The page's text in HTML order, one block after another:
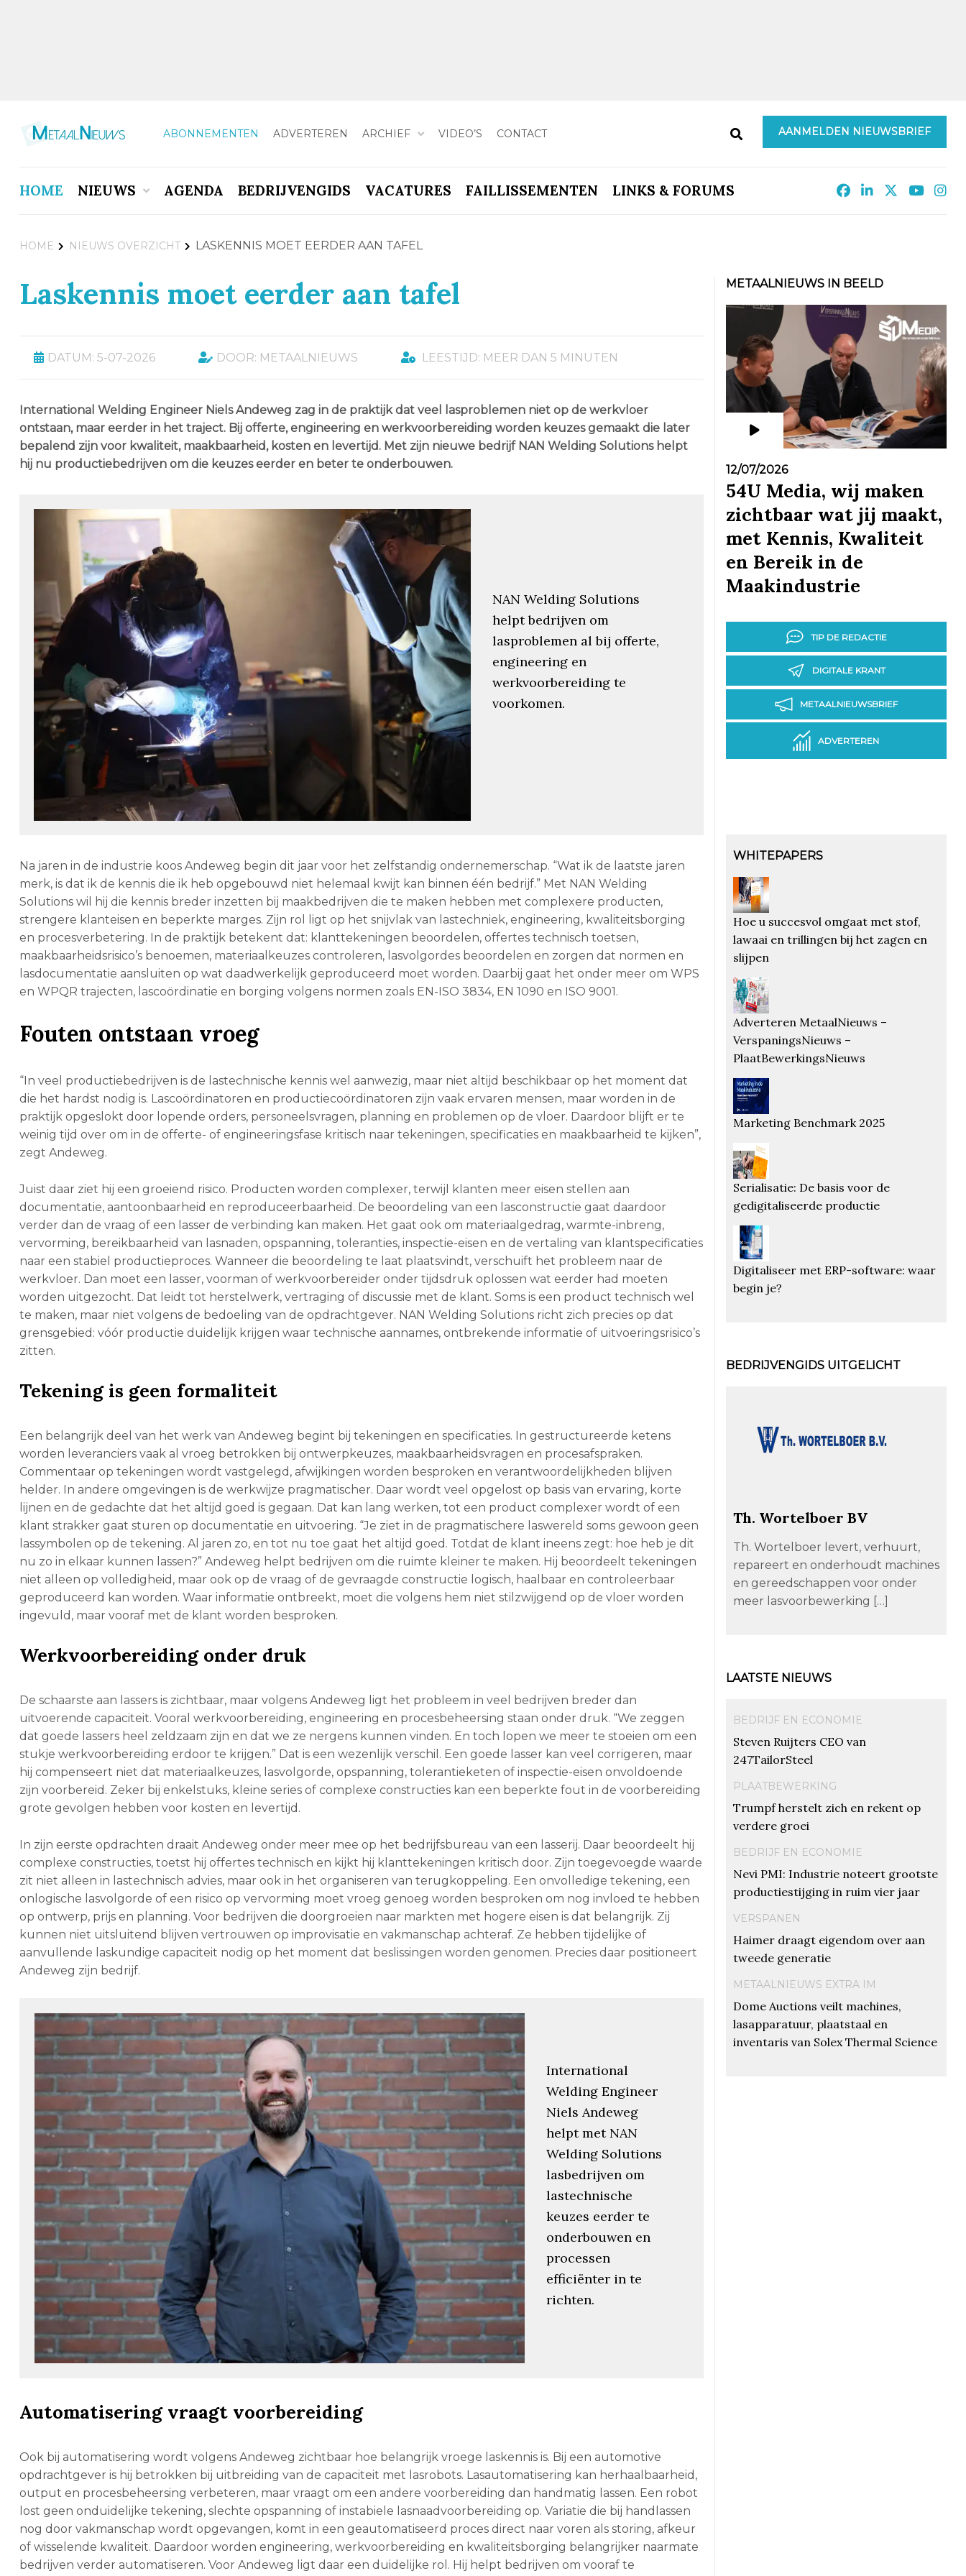
ABONNEMENTEN ADVERTEREN ARCHIEF VIDEO’S CONTACT AANMELDEN NIEUWSBRIEF
HOME NIEUWS AGENDA BEDRIJVENGIDS VACATURES FAILLISSEMENTEN LINKS & FORUMS
HOME NIEUWS OVERZICHT LASKENNIS MOET EERDER AAN TAFEL
Laskennis moet eerder aan tafel
DATUM: 5-07-2026 DOOR: METAALNIEUWS LEESTIJD: MEER DAN 5 MINUTEN
International Welding Engineer Niels Andeweg zag in de praktijk dat veel lasproblemen niet op de werkvloer
ontstaan, maar eerder in het traject. Bij offerte, engineering en werkvoorbereiding worden keuzes gemaakt die later
bepalend zijn voor kwaliteit, maakbaarheid, kosten en levertijd. Met zijn nieuwe bedrijf NAN Welding Solutions helpt
hij nu productiebedrijven om die keuzes eerder en beter te onderbouwen.
NAN Welding Solutions
helpt bedrijven om
lasproblemen al bij offerte,
engineering en
werkvoorbereiding te
voorkomen.
Na jaren in de industrie koos Andeweg begin dit jaar voor het zelfstandig ondernemerschap. “Wat ik de laatste jaren
merk, is dat ik de kennis die ik heb opgebouwd niet helemaal kwijt kan binnen één bedrijf.” Met NAN Welding
Solutions wil hij die kennis breder inzetten bij maakbedrijven die te maken hebben met complexere producten,
strengere klanteisen en beperkte marges. Zijn rol ligt op het snijvlak van lastechniek, engineering, kwaliteitsborging
en procesverbetering. In de praktijk betekent dat: klanttekeningen beoordelen, offertes technisch toetsen,
maakbaarheidsrisico’s benoemen, materiaalkeuzes controleren, lasvolgordes beoordelen en zorgen dat normen en
lasdocumentatie aansluiten op wat daadwerkelijk geproduceerd moet worden. Daarbij gaat het onder meer om WPS
en WPQR trajecten, lascoördinatie en borging volgens normen zoals EN-ISO 3834, EN 1090 en ISO 9001.
Fouten ontstaan vroeg
“In veel productiebedrijven is de lastechnische kennis wel aanwezig, maar niet altijd beschikbaar op het moment dat
die het hardst nodig is. Lascoördinatoren en productiecoördinatoren zijn vaak ervaren mensen, maar worden in de
praktijk opgeslokt door lopende orders, personeelsvragen, planning en problemen op de vloer. Daardoor blijft er te
weinig tijd over om in de offerte- of engineeringsfase kritisch naar tekeningen, specificaties en maakbaarheid te kijken”,
zegt Andeweg.
Juist daar ziet hij een groeiend risico. Producten worden complexer, terwijl klanten meer eisen stellen aan
documentatie, aantoonbaarheid en reproduceerbaarheid. De beoordeling van een lasconstructie gaat daardoor
verder dan de vraag of een lasser de verbinding kan maken. Het gaat ook om materiaalgedrag, warmte-inbreng,
vervorming, bereikbaarheid van lasnaden, opspanning, toleranties, inspectie-eisen en de vertaling van klantspecificaties
naar een stabiel productieproces. Wanneer die beoordeling te laat plaatsvindt, verschuift het probleem naar de
werkvloer. Dan moet een lasser, voorman of werkvoorbereider onder tijdsdruk oplossen wat eerder had moeten
worden uitgezocht. Dat leidt tot herstelwerk, vertraging of discussie met de klant. Soms is een product technisch wel
te maken, maar niet volgens de bedoeling van de opdrachtgever. NAN Welding Solutions richt zich precies op dat
grensgebied: vóór productie duidelijk krijgen waar technische aannames, ontbrekende informatie of uitvoeringsrisico’s
zitten.
Tekening is geen formaliteit
Een belangrijk deel van het werk van Andeweg begint bij tekeningen en specificaties. In gestructureerde ketens
worden leveranciers vaak al vroeg betrokken bij ontwerpkeuzes, maakbaarheidsvragen en procesafspraken.
Commentaar op tekeningen wordt vastgelegd, afwijkingen worden besproken en verantwoordelijkheden blijven
helder. In andere omgevingen is de werkwijze pragmatischer. Daar wordt veel opgelost op basis van ervaring, korte
lijnen en de gedachte dat het altijd goed is gegaan. Dat kan lang werken, tot een product complexer wordt of een
klant strakker gaat sturen op documentatie en uitvoering. “Je ziet in de pragmatischere laswereld soms gewoon geen
lassymbolen op de tekening. Al jaren zo, en tot nu toe gaat het altijd goed. Totdat de klant ineens zegt: hoe heb je dit
nu zo in elkaar kunnen lassen?” Andeweg helpt bedrijven om die ruimte kleiner te maken. Hij beoordeelt tekeningen
niet alleen op volledigheid, maar ook op de vraag of de gevraagde constructie logisch, haalbaar en controleerbaar
geproduceerd kan worden. Waar informatie ontbreekt, moet die volgens hem niet stilzwijgend op de vloer worden
ingevuld, maar vooraf met de klant worden besproken.
Werkvoorbereiding onder druk
De schaarste aan lassers is zichtbaar, maar volgens Andeweg ligt het probleem in veel bedrijven breder dan
uitvoerende capaciteit. Vooral werkvoorbereiding, engineering en procesbeheersing staan onder druk. “We zeggen
dat goede lassers heel zeldzaam zijn en dat we ze nergens kunnen vinden. En toch lopen we meer te stoeien om een
stukje werkvoorbereiding erdoor te krijgen.” Dat is een wezenlijk verschil. Een goede lasser kan veel corrigeren, maar
hij compenseert niet dat materiaalkeuzes, lasvolgorde, opspanning, tolerantieketen of inspectie-eisen onvoldoende
zijn voorbereid. Zeker bij enkelstuks, kleine series of complexe constructies kan een beperkte fout in de voorbereiding
grote gevolgen hebben voor kosten en levertijd.
In zijn eerste opdrachten draait Andeweg onder meer mee op het bedrijfsbureau van een lasserij. Daar beoordeelt hij
complexe constructies, toetst hij offertes technisch en kijkt hij klanttekeningen kritisch door. Zijn toegevoegde waarde
zit niet alleen in lastechnisch advies, maar ook in het organiseren van terugkoppeling. Een onvolledige tekening, een
onlogische lasvolgorde of een risico op vervorming moet vroeg genoeg worden besproken om nog invloed te hebben
op ontwerp, prijs en planning. Voor bedrijven die doorgroeien naar markten met hogere eisen is dat belangrijk. Zij
kunnen niet uitsluitend blijven vertrouwen op improvisatie en vakmanschap achteraf. Ze hebben tijdelijke of
aanvullende laskundige capaciteit nodig op het moment dat beslissingen worden genomen. Precies daar positioneert
Andeweg zijn bedrijf.
International
Welding Engineer
Niels Andeweg
helpt met NAN
Welding Solutions
lasbedrijven om
lastechnische
keuzes eerder te
onderbouwen en
processen
efficiënter in te
richten.
Automatisering vraagt voorbereiding
Ook bij automatisering wordt volgens Andeweg zichtbaar hoe belangrijk vroege laskennis is. Bij een automotive
opdrachtgever is hij betrokken bij uitbreiding van de capaciteit met lasrobots. Lasautomatisering kan herhaalbaarheid,
output en procesbeheersing verbeteren, maar vraagt om een andere voorbereiding dan handmatig lassen. Een robot
lost geen onduidelijke tekening, slechte opspanning of instabiele lasnaadvoorbereiding op. Variatie die bij handlassen
nog door vakmanschap wordt opgevangen, komt in een geautomatiseerd proces direct naar voren als storing, afkeur
of wisselende kwaliteit. Daardoor worden engineering, werkvoorbereiding en kwaliteitsborging belangrijker naarmate
bedrijven verder automatiseren. Voor Andeweg ligt daar een duidelijke rol. Hij helpt bedrijven om vooraf te
METAALNIEUWS IN BEELD
12/07/2026
54U Media, wij maken
zichtbaar wat jij maakt,
met Kennis, Kwaliteit
en Bereik in de
Maakindustrie
TIP DE REDACTIE
DIGITALE KRANT
METAALNIEUWSBRIEF
ADVERTEREN
WHITEPAPERS
Hoe u succesvol omgaat met stof,
lawaai en trillingen bij het zagen en
slijpen
Adverteren MetaalNieuws –
VerspaningsNieuws –
PlaatBewerkingsNieuws
Marketing Benchmark 2025
Serialisatie: De basis voor de
gedigitaliseerde productie
Digitaliseer met ERP-software: waar
begin je?
BEDRIJVENGIDS UITGELICHT
Th. Wortelboer BV
Th. Wortelboer levert, verhuurt,
repareert en onderhoudt machines
en gereedschappen voor onder
meer lasvoorbewerking […]
LAATSTE NIEUWS
BEDRIJF EN ECONOMIE
Steven Ruijters CEO van
247TailorSteel
PLAATBEWERKING
Trumpf herstelt zich en rekent op
verdere groei
BEDRIJF EN ECONOMIE
Nevi PMI: Industrie noteert grootste
productiestijging in ruim vier jaar
VERSPANEN
Haimer draagt eigendom over aan
tweede generatie
METAALNIEUWS EXTRA IM
Dome Auctions veilt machines,
lasapparatuur, plaatstaal en
inventaris van Solex Thermal Science